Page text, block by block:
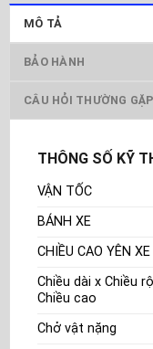
MÔ TẢ
BẢO HÀNH
CÂU HỎI THƯỜNG GẶP
THÔNG SỐ KỸ
VẬN TỐC
BÁNH XE
CHIỀU CAO YÊN XE
Chiều dài x Chiều
Chiều cao
Chở vật nặng